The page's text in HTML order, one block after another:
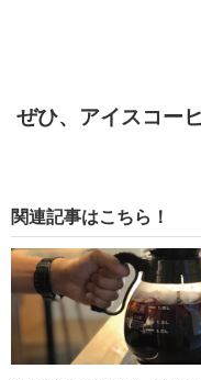
ぜひ、アイスコー
関連記事はこちら！